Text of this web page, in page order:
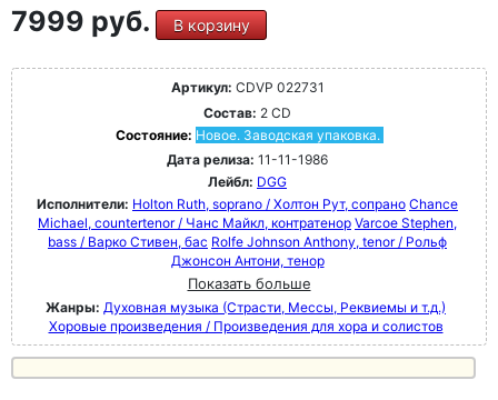
7999 руб. В корзину
Артикул: CDVP 022731
Состав: 2 CD
Состояние: Новое. Заводская упаковка.
Дата релиза: 11-11-1986
Лейбл: DGG
Исполнители: Holton Ruth, soprano / Холтон Рут, сопрано Chance
Michael, countertenor / Чанс Майкл, контратенор Varcoe Stephen,
bass / Варко Стивен, бас Rolfe Johnson Anthony, tenor / Рольф
Джонсон Антони, тенор
Показать больше
Жанры: Духовная музыка (Страсти, Мессы, Реквиемы и т.д.)
Хоровые произведения / Произведения для хора и солистов